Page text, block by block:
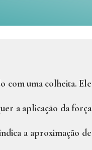
com uma colheita. Ele
a aplicação da força
a aproximação de